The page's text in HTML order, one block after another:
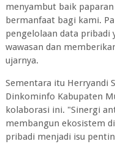
menyambut baik
bermanfaat bagi kami.
pengelolaan data pribadi
wawasan dan
ujarnya.
Sementara itu Herryandi
Dinkominfo Kabupaten
kolaborasi ini. "Sinergi
membangun ekosistem
pribadi menjadi isu